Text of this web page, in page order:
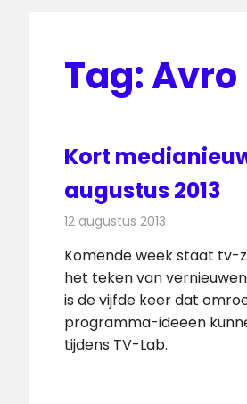
Tag:Avro
Kort
augustus 2013
12 augustus 2013
Komende week staat tv-
het teken van
is de vijfde keer dat
programma-ideeën
tijdens TV-Lab.